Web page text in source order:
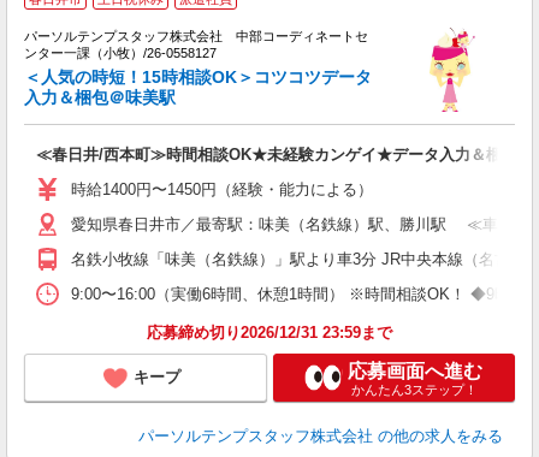
パーソルテンプスタッフ株式会社 中部コーディネートセ
ンター一課（小牧）/26-0558127
＜人気の時短！15時相談OK＞コツコツデータ
入力＆梱包＠味美駅
≪春日井/西本町≫時間相談OK★未経験カンゲイ★データ入力＆梱包＠
時給1400円〜1450円（経験・能力による）
愛知県春日井市／最寄駅：味美（名鉄線）駅、勝川駅 ≪車通勤
名鉄小牧線「味美（名鉄線）」駅より車3分 JR中央本線（名古屋
9:00〜16:00（実働6時間、休憩1時間） ※時間相談OK！ ◆9時〜
応募締め切り2026/12/31 23:59まで
キープ 応募画面へ進む
かんたん3ステップ！
パーソルテンプスタッフ株式会社 の他の求人をみる